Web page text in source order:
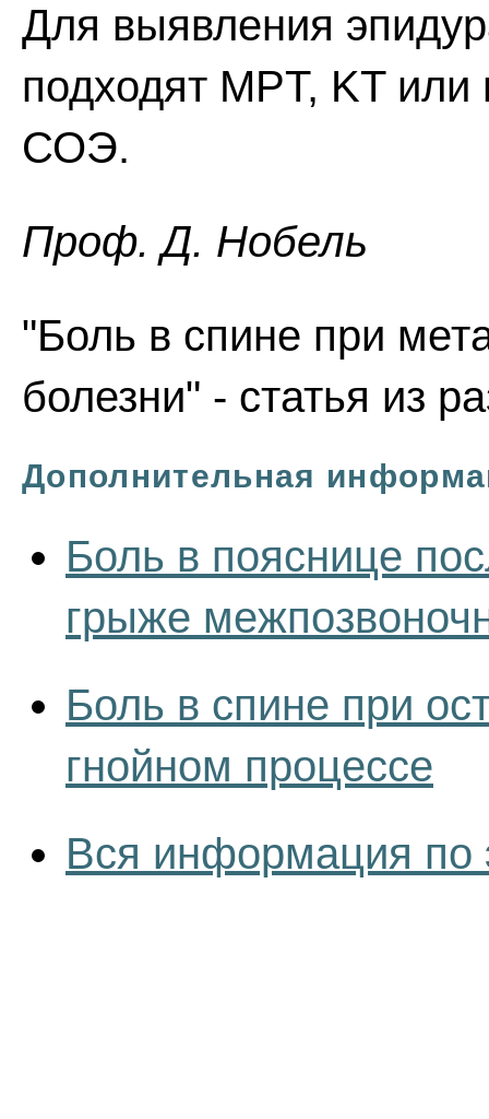
Для выявления
подходят MPT, KT
СОЭ.
Проф. Д. Нобель
"Боль в спине при
болезни" - статья из
Дополнительная
Боль в пояснице
грыже
Боль в спине при
гнойном процессе
Вся информация по